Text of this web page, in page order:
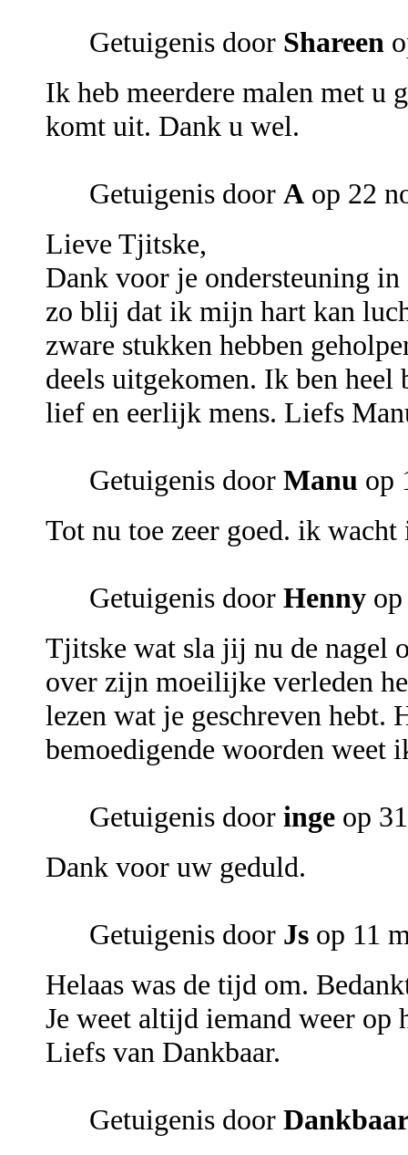
Getuigenis door Shareen
Ik heb meerdere malen met u
komt uit. Dank u wel.
Getuigenis door A op 22
Lieve Tjitske,
Dank voor je ondersteuning
zo blij dat ik mijn hart kan
zware stukken hebben
deels uitgekomen. Ik ben
lief en eerlijk mens. Liefs
Getuigenis door Manu op
Tot nu toe zeer goed. ik
Getuigenis door Henny
Tjitske wat sla jij nu de nagel
over zijn moeilijke verleden
lezen wat je geschreven hebt.
bemoedigende woorden weet
Getuigenis door inge op
Dank voor uw geduld.
Getuigenis door Js op 11
Helaas was de tijd om.
Je weet altijd iemand weer op
Liefs van Dankbaar.
Getuigenis door